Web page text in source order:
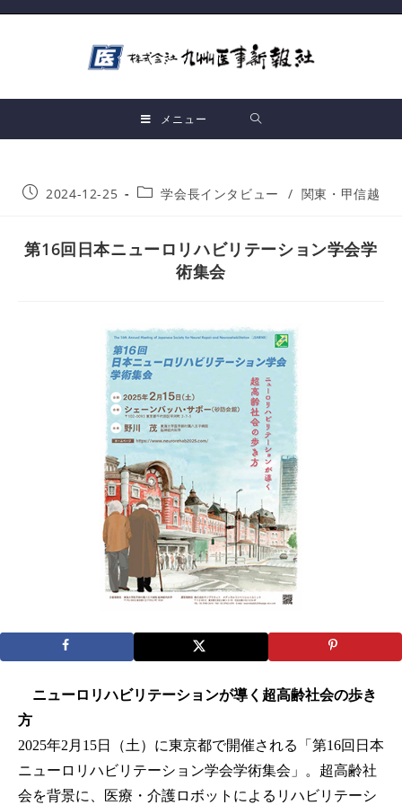
メニュー
2024-12-25 学会長インタビュー / 関東・甲信越
第16回日本ニューロリハビリテーション学会学
術集会
ニューロリハビリテーションが導く超高齢社会の歩き
方
2025年2月15日（土）に東京都で開催される「第16回日本
ニューロリハビリテーション学会学術集会」。超高齢社
会を背景に、医療・介護ロボットによるリハビリテーシ